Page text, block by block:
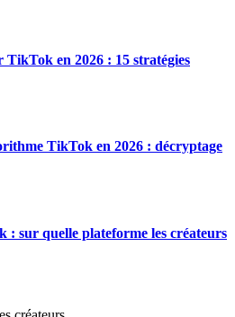
en 2026 : 15 stratégies
TikTok en 2026 : décryptage
: sur quelle plateforme les créateurs